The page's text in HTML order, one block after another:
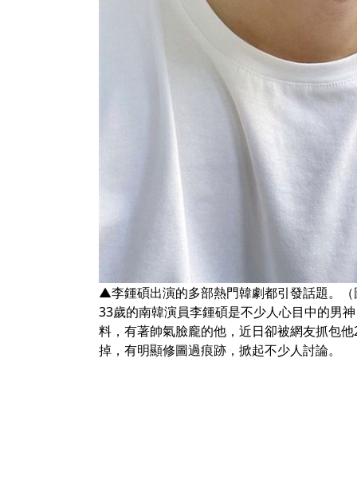
▲李鍾碩出演的多部熱門韓劇都引發話題。
33歲的南韓演員李鍾碩是不少人心目中的男
料，有著帥氣臉龐的他，近日卻被網友抓包
掉，有明顯修圖過痕跡，掀起不少人討論。